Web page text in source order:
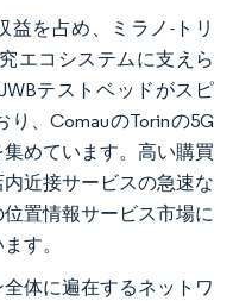
益を占め、ミラノ-トリ
エコシステムに支えら
テストベッドがスピ
、ComauのTorinの5G
めています。高い購買
近接サービスの急速な
置情報サービス市場に
す。
体に遍在するネットワ